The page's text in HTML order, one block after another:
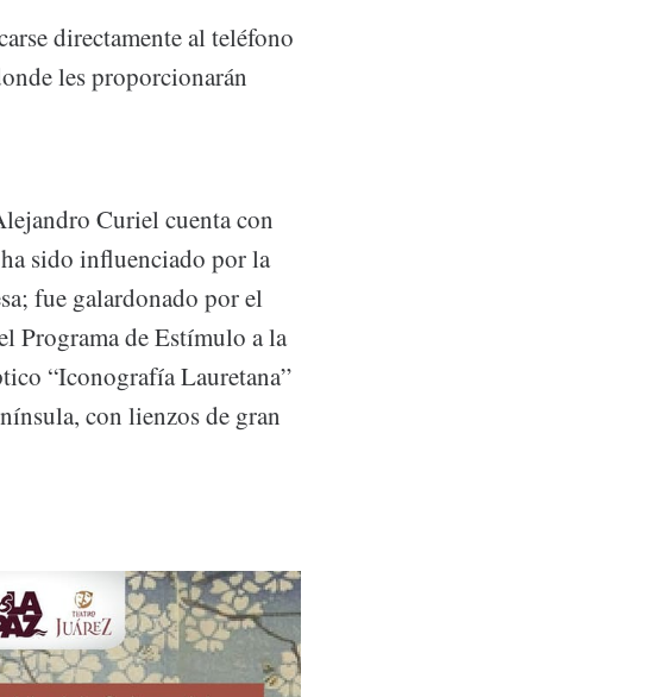
directamente al teléfono
les proporcionarán
Curiel cuenta con
ha sido influenciado por la
fue galardonado por el
Programa de Estímulo a la
“Iconografía Lauretana”
con lienzos de gran